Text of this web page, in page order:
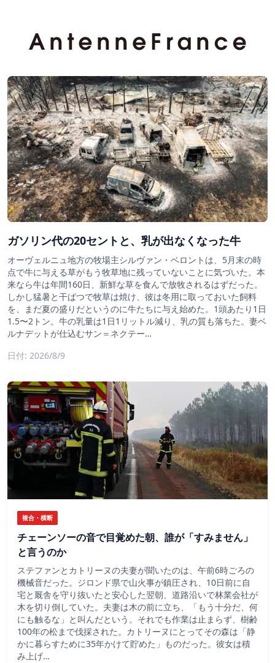
ガソリン代の20セントと、乳が出なくなった牛
オーヴェルニュ地方の牧場主シルヴァン・ベロントは、5月末の時
点で牛に与える草がもう牧草地に残っていないことに気づいた。本
来なら牛は年間160日、新鮮な草を食んで放牧されるはずだった。
しかし猛暑と干ばつで牧草は焼け、彼は冬用に取っておいた飼料
を、まだ夏の盛りだというのに牛たちに与え始めた。1頭あたり1日
1.5〜2トン。牛の乳量は1日1リットル減り、乳の質も落ちた。妻ベ
ルナデットが仕込むサン＝ネクテー…
日付: 2026/8/9
複合・横断
チェーンソーの音で目覚めた朝、誰が「すみません」
と言うのか
ステファンとカトリーヌの夫妻が聞いたのは、午前6時ごろの
機械音だった。ジロンド県で山火事が鎮圧され、10日前に自
宅と厩舎を守り抜いたと安心した翌朝、道路沿いで林業会社が
木を切り倒していた。夫妻は木の前に立ち、「もう十分だ、何
にも触るな」と叫んだという。それでも作業は止まらず、樹齢
100年の松まで伐採された。カトリーヌにとってその森は「静
かに暮らすために35年かけて貯めた」ものだった。彼女は積
み上げ…